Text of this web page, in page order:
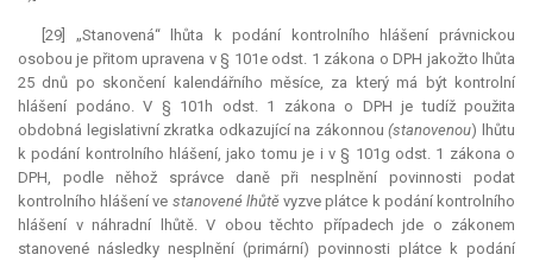
[29] „Stanovená“ lhůta k podání kontrolního hlášení právnickou
osobou je přitom upravena v § 101e odst. 1 zákona o DPH jakožto lhůta
25 dnů po skončení kalendářního měsíce, za který má být kontrolní
hlášení podáno. V § 101h odst. 1 zákona o DPH je tudíž použita
obdobná legislativní zkratka odkazující na zákonnou(stanovenou) lhůtu
k podání kontrolního hlášení, jako tomu je i v § 101g odst. 1 zákona o
DPH, podle něhož správce daně při nesplnění povinnosti podat
kontrolního hlášení ve stanovené lhůtěvyzve plátce k podání kontrolního
hlášení v náhradní lhůtě. V obou těchto případech jde o zákonem
stanovené následky nesplnění (primární) povinnosti plátce k podání